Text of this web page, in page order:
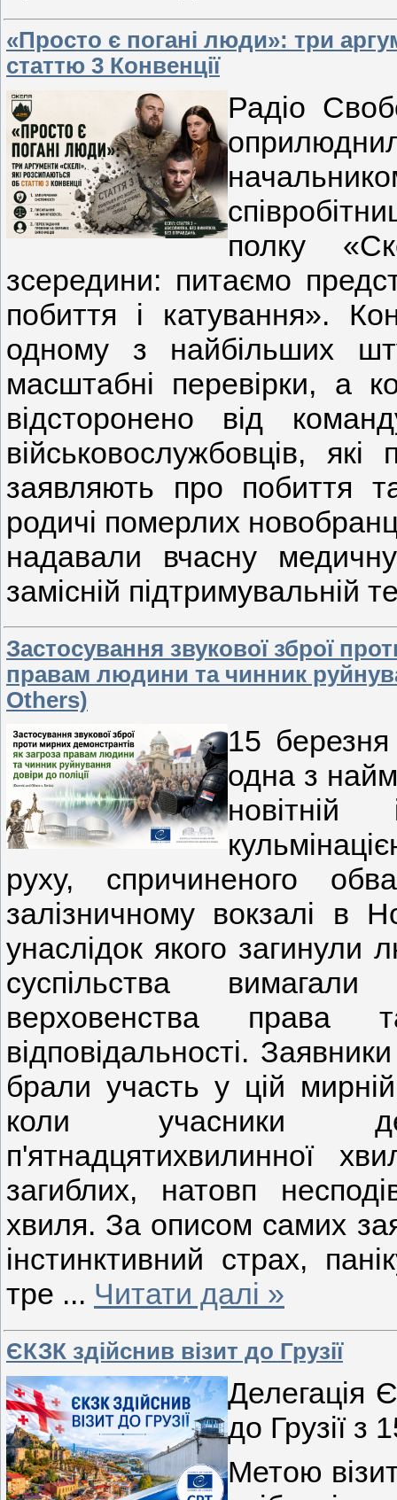
«Просто є погані люди»: три
статтю 3 Конвенції
Радіо
полку
зсередини: питаємо
побиття і катування».
одному з найбільших
масштабні перевірки, а
відсторонено від
військовослужбовців,
заявляють про побиття
родичі померлих
надавали вчасну
замісній підтримувальній
Застосування звукової зброї
правам людини та чинник
Others)
15
одна з
руху, спричиненого
залізничному вокзалі в
унаслідок якого
суспільства
верховенства права
відповідальності.
брали участь у цій
коли учасники
п'ятнадцятихвилинної
загиблих, натовп
хвиля. За описом самих
інстинктивний страх,
тре ... Читати далі »
ЄКЗК здійснив візит до Грузії
Делегація
до Грузії з
Метою